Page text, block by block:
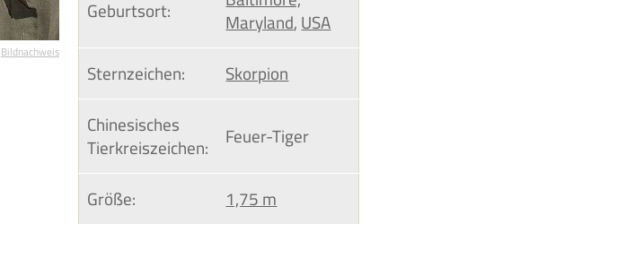
Bildnachweis
Geburtsort:
Maryland,USA
Sternzeichen:
Skorpion
Chinesisches
Tierkreiszeichen: Feuer-Tiger
Größe:
1,75 m